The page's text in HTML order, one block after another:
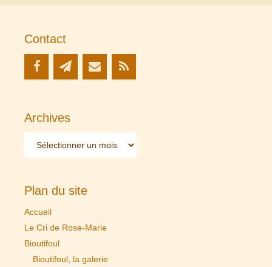
Contact
Archives
Plan du site
Accueil
Le Cri de Rose-Marie
Bioutifoul
Bioutifoul, la galerie